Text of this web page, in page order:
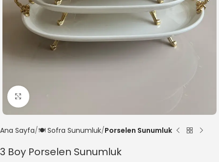
Büyütmek için tıklayın
Ana Sayfa 🍽️ Sofra Sunumluk Porselen Sunumluk
3 Boy Porselen Sunumluk